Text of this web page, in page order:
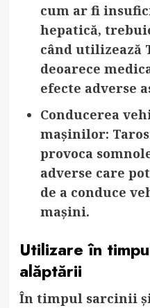
cum ar fi
hepatică,
când utilizează
deoarece
efecte adverse
Conducerea
mașinilor:
provoca
adverse care
de a conduce
mașini.
Utilizare în
alăptării
În timpul sarcinii